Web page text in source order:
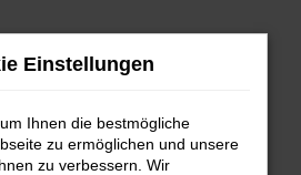
Einstellungen
Ihnen die bestmögliche
zu ermöglichen und unsere
zu verbessern. Wir